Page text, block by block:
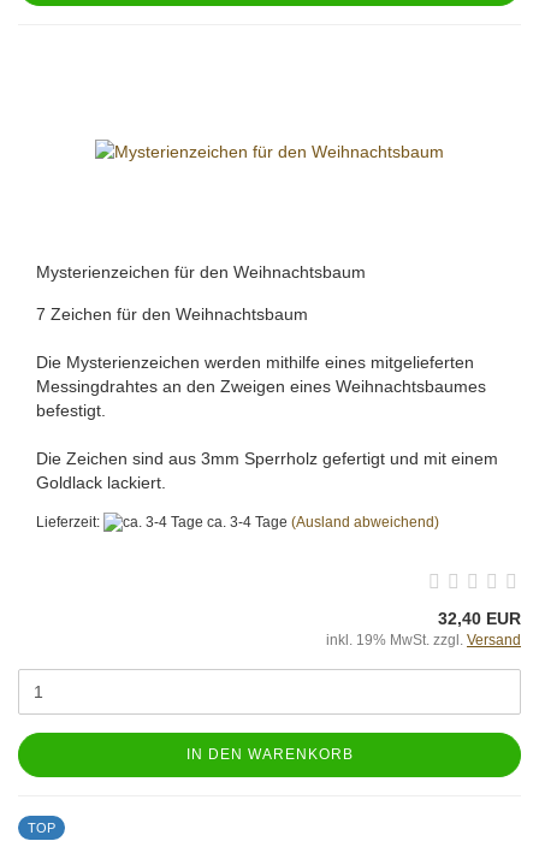
Mysterienzeichen für den Weihnachtsbaum
7 Zeichen für den Weihnachtsbaum
Die Mysterienzeichen werden mithilfe eines mitgelieferten
Messingdrahtes an den Zweigen eines Weihnachtsbaumes
befestigt.
Die Zeichen sind aus 3mm Sperrholz gefertigt und mit einem
Goldlack lackiert.
Lieferzeit: ca. 3-4 Tage (Ausland abweichend)
32,40 EUR
inkl. 19% MwSt. zzgl. Versand
IN DEN WARENKORB
TOP